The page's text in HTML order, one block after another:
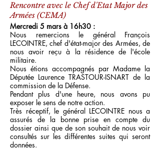
Rencontre avec le Chef d'Etat Major des
Armées (CEMA)
Mercredi 5 mars à 16h30 :
Nous remercions le général François
LECOINTRE, chef d'état-major des Armées, de
nous avoir reçu à la résidence de l'école
militaire.
Nous étions accompagnés par Madame la
Députée Laurence TRASTOUR-ISNART de la
commission de la Défense.
Pendant plus d'une heure, nous avons pu
exposer le sens de notre action.
Très réceptif, le général LECOINTRE nous a
assurés de la bonne prise en compte du
dossier ainsi que de son souhait de nous voir
consultés sur les différentes suites qui seront
données.